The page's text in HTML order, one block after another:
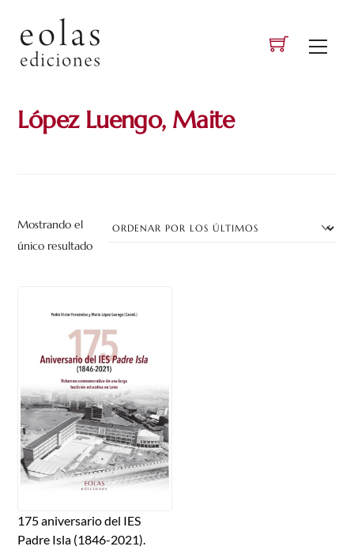
content
López Luengo, Maite
Mostrando el
único resultado
175 aniversario del IES
Padre Isla (1846-2021).